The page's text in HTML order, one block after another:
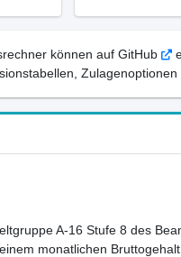
können auf GitHub
A-16 Stufe 8 des
monatlichen